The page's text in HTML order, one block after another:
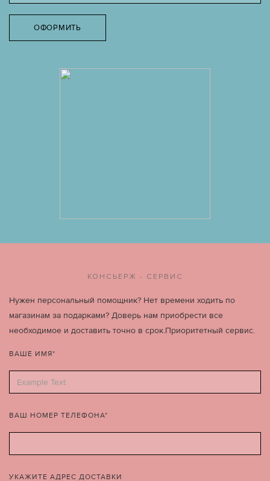
КОНСЬЕРЖ - СЕРВИС
Нужен персональный помощник? Нет времени ходить по
магазинам за подарками? Доверь нам приобрести все
необходимое и доставить точно в срок.Приоритетный сервис.
ВАШЕ ИМЯ*
ВАШ НОМЕР ТЕЛЕФОНА*
УКАЖИТЕ АДРЕС ДОСТАВКИ